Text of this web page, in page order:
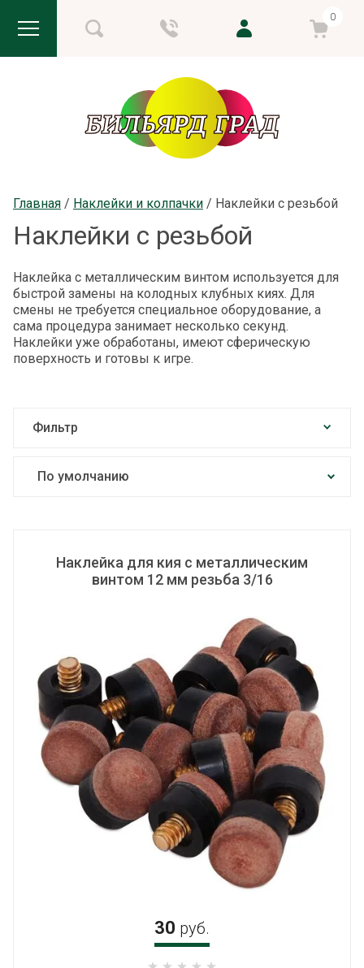
0
Главная / Наклейки и колпачки / Наклейки с резьбой
Наклейки с резьбой
Наклейка с металлическим винтом используется для
быстрой замены на колодных клубных киях. Для
cмены не требуется специальное оборудование, а
сама процедура занимает несколько секунд.
Наклейки уже обработаны, имеют сферическую
поверхность и готовы к игре.
Фильтр
По умолчанию
Цена по убыванию
Наклейка для кия с металлическим
винтом 12 мм резьба 3/16
30 руб.